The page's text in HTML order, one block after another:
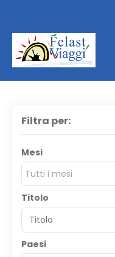
Filtra per:
Mesi
Tutti i mesi
Titolo
Paesi